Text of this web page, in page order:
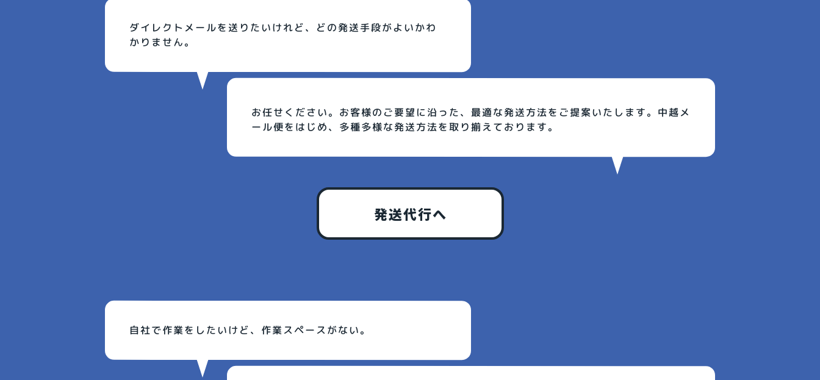
ダイレクトメールを送りたいけれど、どの発送手段がよいかわ
かりません。
お任せください。お客様のご要望に沿った、最適な発送方法をご提案いたします。中越メ
ール便をはじめ、多種多様な発送方法を取り揃えております。
発送代行へ
自社で作業をしたいけど、作業スペースがない。